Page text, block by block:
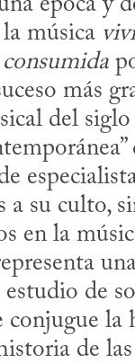
época y
música
consumida
más
del
a su culto,
en la
de
conjugue la
de las